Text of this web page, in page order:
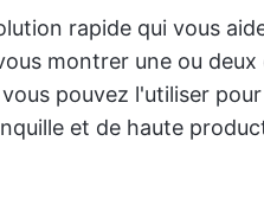
rapide qui vous
montrer une ou deux
pouvez l'utiliser
et de haute